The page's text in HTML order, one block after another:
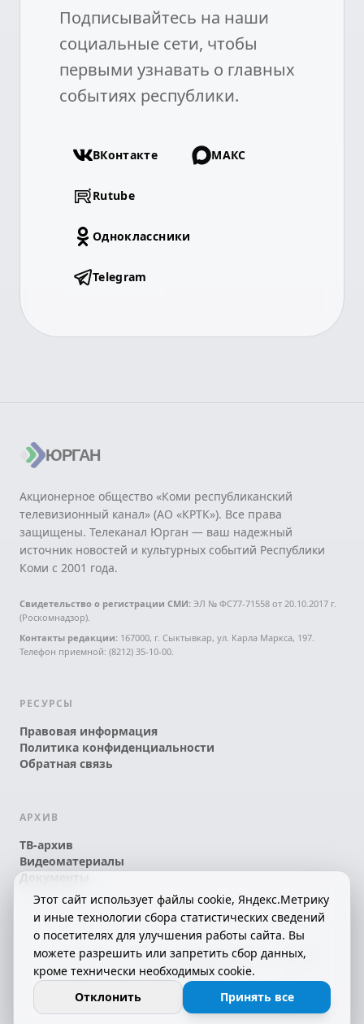
Подписывайтесь на наши
социальные сети, чтобы
первыми узнавать о главных
событиях республики.
ВКонтакте МАКС
Rutube
Одноклассники
Telegram
ЮРГАН
Акционерное общество «Коми республиканский
телевизионный канал» (АО «КРТК»). Все права
защищены. Телеканал Юрган — ваш надежный
источник новостей и культурных событий Республики
Коми с 2001 года.
Свидетельство о регистрации СМИ: ЭЛ № ФС77-71558 от 20.10.2017 г.
(Роскомнадзор).
Контакты редакции: 167000, г. Сыктывкар, ул. Карла Маркса, 197.
Телефон приемной: (8212) 35-10-00.
РЕСУРСЫ
Правовая информация
Политика конфиденциальности
Обратная связь
АРХИВ
ТВ-архив
Видеоматериалы
Документы
© 2026 АО «КРТК» • КОМИ ЙÖЗЛЫ — КОМИ
ТЕЛЕКАНАЛ!
СДЕЛАНО С ЛЮБОВЬЮ К РЕСПУБЛИКЕ КОМИ
16+
Этот сайт использует файлы cookie, Яндекс.Метрику
и иные технологии сбора статистических сведений
о посетителях для улучшения работы сайта. Вы
можете разрешить или запретить сбор данных,
кроме технически необходимых cookie.
Отклонить
Принять все